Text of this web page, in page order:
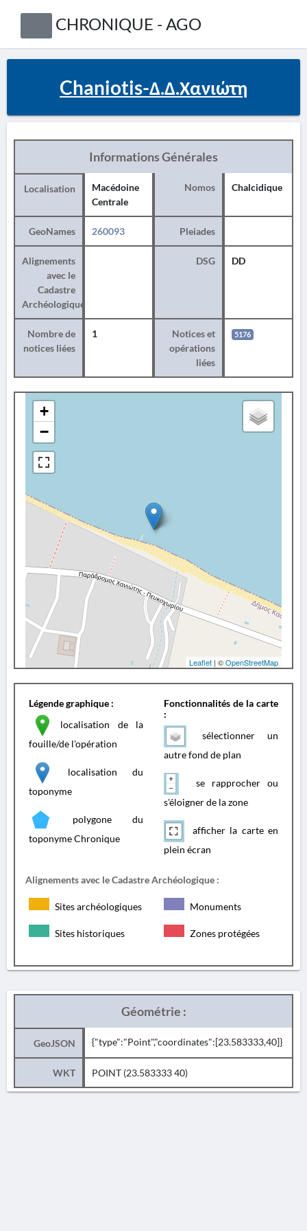
CHRONIQUE - AGO
Chaniotis-Δ.Δ.Χανιώτη
Informations Générales
Localisation
Macédoine
Centrale
Nomos Chalcidique
GeoNames 260093 Pleiades
Alignements
avec le
Cadastre
Archéologique
DSG DD
Nombre de
notices liées
1
Notices et
opérations
liées
5176
+
−
Leaflet | ©OpenStreetMap
Légende graphique :
localisation de la
fouille/de l'opération
localisation du
toponyme
polygone du
toponyme Chronique
Fonctionnalités de la carte
:
sélectionner un
autre fond de plan
se rapprocher ou
s'éloigner de la zone
afficher la carte en
plein écran
Alignements avec le Cadastre Archéologique :
Sites archéologiques Monuments
Sites historiques Zones protégées
Géométrie :
GeoJSON {"type":"Point","coordinates":[23.583333,40]}
WKT POINT (23.583333 40)